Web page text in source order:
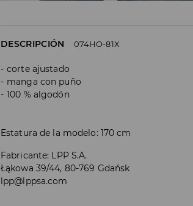
DESCRIPCIÓN 074HO-81X
corte ajustado
manga con puño
100 % algodón
Estatura de la modelo: 170 cm
Fabricante: LPP S.A.
Łąkowa 39/44, 80-769 Gdańsk
lpp@lppsa.com